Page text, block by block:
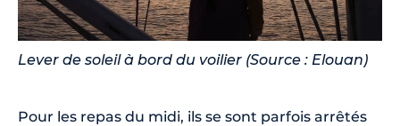
Lever de soleil à bord du voilier (Source : Elouan)
Pour les repas du midi, ils se sont parfois arrêtés